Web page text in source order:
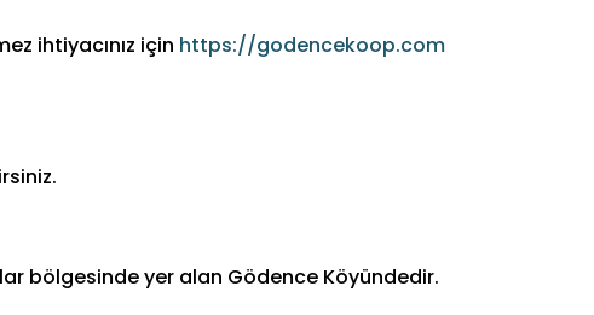
ihtiyacınız için https://godencekoop.com
bölgesinde yer alan Gödence Köyündedir.